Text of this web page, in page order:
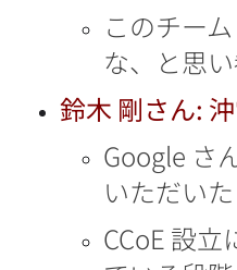
このチー
な、と思
鈴木 剛さん:
Google さ
いただいた
CCoE 設